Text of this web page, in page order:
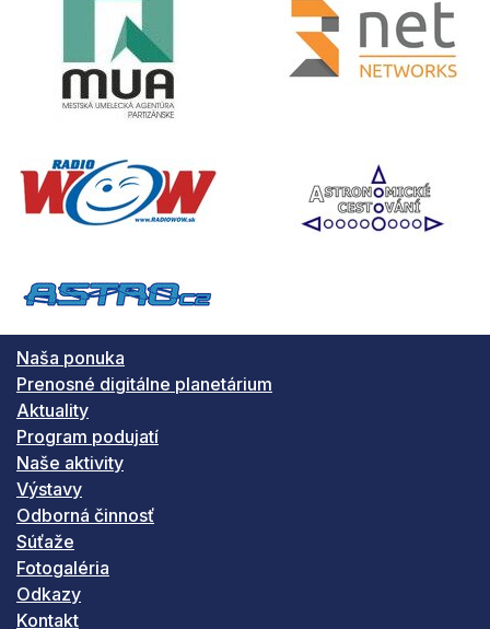
Naša ponuka
Prenosné digitálne planetárium
Aktuality
Program podujatí
Naše aktivity
Výstavy
Odborná činnosť
Súťaže
Fotogaléria
Odkazy
Kontakt